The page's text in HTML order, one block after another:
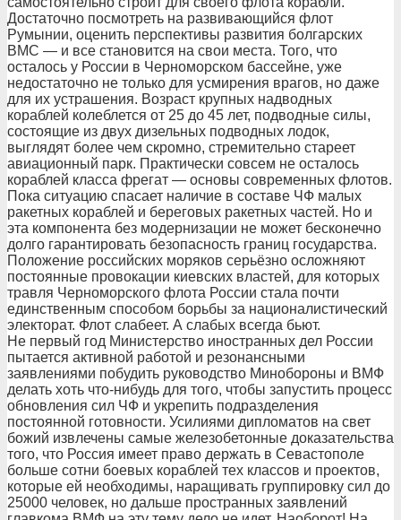
Достаточно посмотреть на развивающийся флот
Румынии, оценить перспективы развития болгарских
ВМС — и все становится на свои места. Того, что
осталось у России в Черноморском бассейне, уже
недостаточно не только для усмирения врагов, но даже
для их устрашения. Возраст крупных надводных
кораблей колеблется от 25 до 45 лет, подводные силы,
состоящие из двух дизельных подводных лодок,
выглядят более чем скромно, стремительно стареет
авиационный парк. Практически совсем не осталось
кораблей класса фрегат — основы современных флотов.
Пока ситуацию спасает наличие в составе ЧФ малых
ракетных кораблей и береговых ракетных частей. Но и
эта компонента без модернизации не может бесконечно
долго гарантировать безопасность границ государства.
Положение российских моряков серьёзно осложняют
постоянные провокации киевских властей, для которых
травля Черноморского флота России стала почти
единственным способом борьбы за националистический
электорат. Флот слабеет. А слабых всегда бьют.
Не первый год Министерство иностранных дел России
пытается активной работой и резонансными
заявлениями побудить руководство Минобороны и ВМФ
делать хоть что-нибудь для того, чтобы запустить процесс
обновления сил ЧФ и укрепить подразделения
постоянной готовности. Усилиями дипломатов на свет
божий извлечены самые железобетонные доказательства
того, что Россия имеет право держать в Севастополе
больше сотни боевых кораблей тех классов и проектов,
которые ей необходимы, наращивать группировку сил до
25000 человек, но дальше пространных заявлений